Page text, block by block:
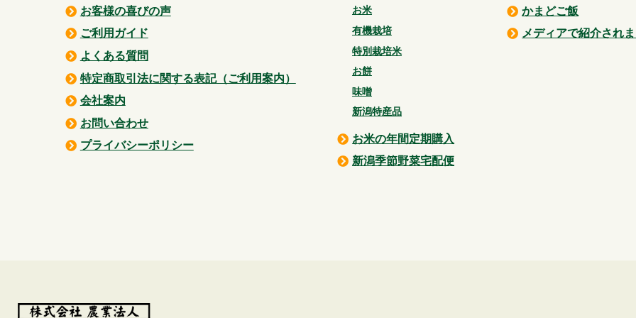
お客様の喜びの声
ご利用ガイド
よくある質問
特定商取引法に関する表記（ご利用案内）
会社案内
お問い合わせ
プライバシーポリシー
お米
有機栽培
特別栽培米
お餅
味噌
新潟特産品
お米の年間定期購入
新潟季節野菜宅配便
かまどご飯
メディアで紹介され